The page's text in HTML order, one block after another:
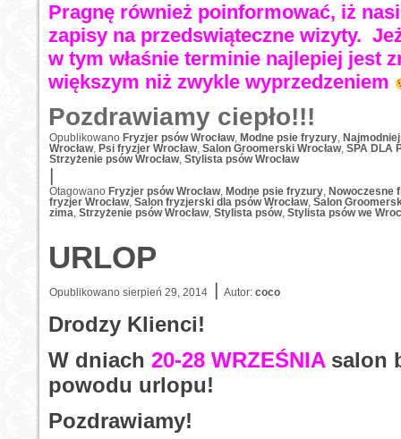
Pragnę również poinformować, iż
zapisy na przedswiąteczne wizyty.
w tym właśnie terminie najlepiej jest
większym niż zwykle wyprzedzeniem
Pozdrawiamy ciepło!!!
Opublikowano Fryzjer psów Wrocław, Modne psie fryzury,
Wrocław, Psi fryzjer Wrocław, Salon Groomerski Wrocław, SPA DLA
Strzyżenie psów Wrocław, Stylista psów Wrocław
|
Otagowano Fryzjer psów Wrocław, Modne psie fryzury, Nowoczesne
fryzjer Wrocław, Salon fryzjerski dla psów Wrocław, Salon
zima, Strzyżenie psów Wrocław, Stylista psów, Stylista psów we
URLOP
Opublikowano sierpień 29, 2014 | Autor: coco
Drodzy Klienci!
W dniach 20-28 WRZEŚNIAsalon
powodu urlopu!
Pozdrawiamy!